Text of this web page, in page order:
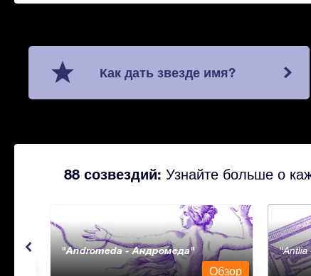
Как дать звезде имя?
88 созвездий: Узнайте больше о
Andromeda - Андромеда
Обзор
Antlia